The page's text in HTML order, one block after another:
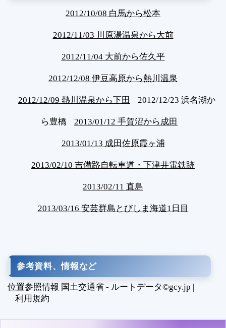
2012/10/08 白馬から松本
2012/11/03 川原湯温泉から大前
2012/11/04 大前から佐久平
2012/12/08 伊豆高原から熱川温泉
2012/12/09 熱川温泉から下田 2012/12/23 浜名湖か
ら豊橋 2013/01/12 手賀沼から成田
2013/01/13 成田佐原霞ヶ浦
2013/02/10 吉備路自転車道・下津井電鉄跡
2013/02/11 直島
2013/03/16 安芸群島とびしま海道1日目
参考資料、情報など
位置参照情報 国土交通省 - ルートデータ©gcy.jp |
利用規約